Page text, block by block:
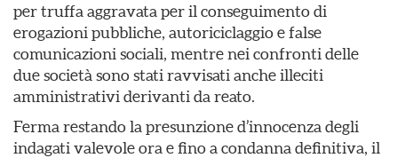
per truffa aggravata per il conseguimento di
erogazioni pubbliche, autoriciclaggio e false
comunicazioni sociali, mentre nei confronti delle
due società sono stati ravvisati anche illeciti
amministrativi derivanti da reato.
Ferma restando la presunzione d’innocenza degli
indagati valevole ora e fino a condanna definitiva, il